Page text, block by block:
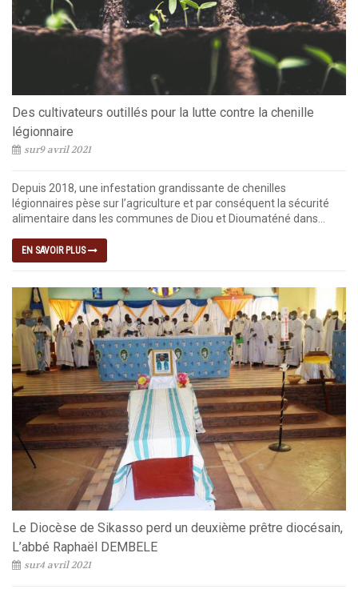
Des cultivateurs outillés pour la lutte contre la chenille
légionnaire
sur9 avril 2021
Depuis 2018, une infestation grandissante de chenilles
légionnaires pèse sur l’agriculture et par conséquent la sécurité
alimentaire dans les communes de Diou et Dioumaténé dans...
EN SAVOIR PLUS
Le Diocèse de Sikasso perd un deuxième prêtre diocésain,
L’abbé Raphaël DEMBELE
sur4 avril 2021